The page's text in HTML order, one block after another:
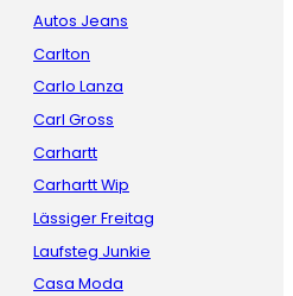
Autos Jeans
Carlton
Carlo Lanza
Carl Gross
Carhartt
Carhartt Wip
Lässiger Freitag
Laufsteg Junkie
Casa Moda